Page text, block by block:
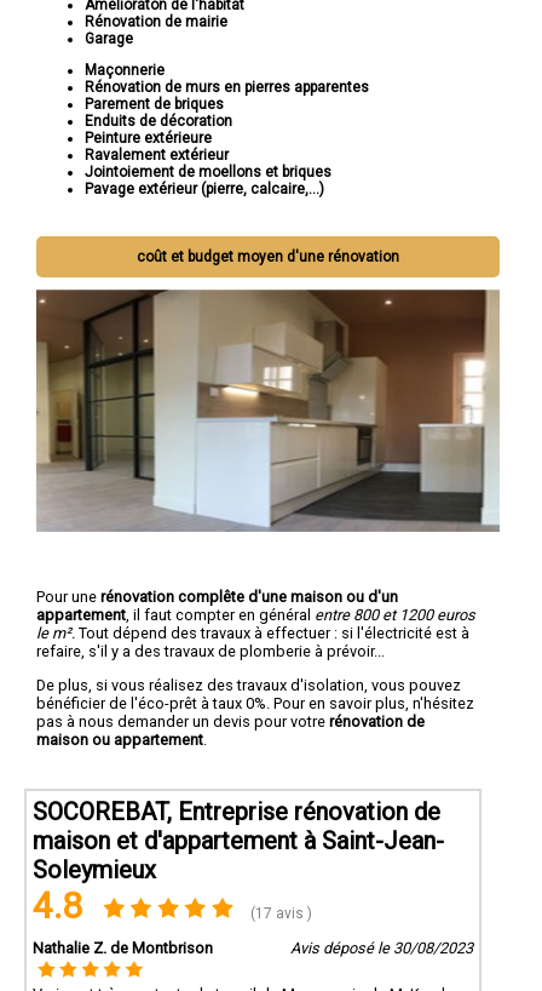
Amélioraton de l'habitat
Rénovation de mairie
Garage
Maçonnerie
Rénovation de murs en pierres apparentes
Parement de briques
Enduits de décoration
Peinture extérieure
Ravalement extérieur
Jointoiement de moellons et briques
Pavage extérieur (pierre, calcaire,...)
coût et budget moyen d'une rénovation
Pour une rénovation complête d'une maison ou d'un
appartement , il faut compter en général entre 800 et 1200 euros
le m². Tout dépend des travaux à effectuer : si l'électricité est à
refaire, s'il y a des travaux de plomberie à prévoir...
De plus, si vous réalisez des travaux d'isolation, vous pouvez
bénéficier de l'éco-prêt à taux 0%. Pour en savoir plus, n'hésitez
pas à nous demander un devis pour votre rénovation de
maison ou appartement
SOCOREBAT, Entreprise rénovation de
maison et d'appartement à Saint-Jean-
Soleymieux
4.8 (17 avis )
Nathalie Z. de Montbrison Avis déposé le 30/08/2023